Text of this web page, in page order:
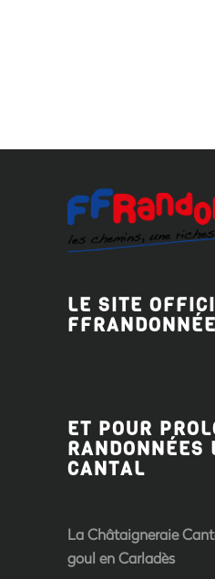
LE SITE
ET POUR
RANDONNÉES
CANTAL
La Châtaigneraie
goul en Carladès